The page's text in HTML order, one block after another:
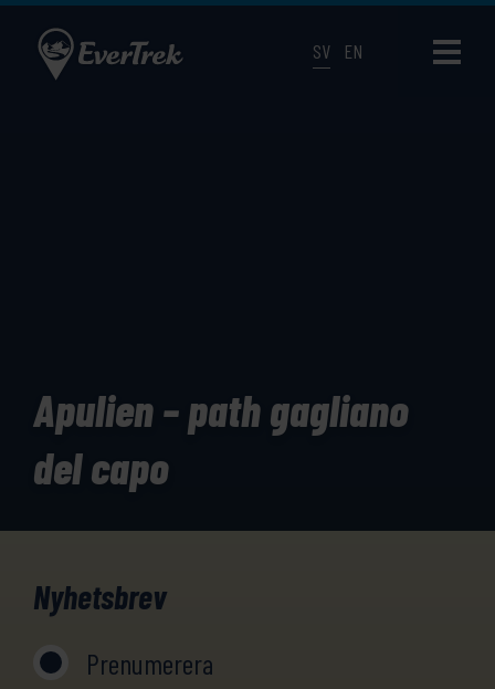
SV EN
Apulien – path gagliano
del capo
Nyhetsbrev
Prenumerera